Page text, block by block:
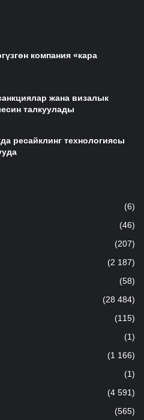
компания «кара
жана визалык
талкуулады
ресайклинг технологиясы
(6)
(46)
(207)
(2 187)
(58)
(28 484)
(115)
(1)
(1 166)
(1)
(4 591)
(565)